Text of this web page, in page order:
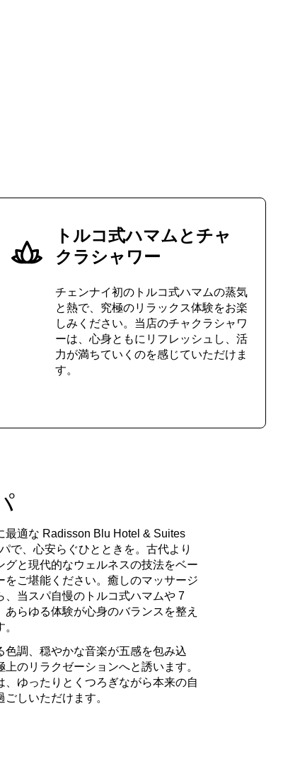
トルコ式ハマムとチャ
クラシャワー
チェンナイ初のトルコ式ハマムの蒸気
と熱で、究極のリラックス体験をお楽
しみください。当店のチャクラシャワ
ーは、心身ともにリフレッシュし、活
力が満ちていくのを感じていただけま
す。
適な Radisson Blu Hotel & Suites
で、心安らぐひとときを。古代より
と現代的なウェルネスの技法をベー
ご堪能ください。癒しのマッサージ
当スパ自慢のトルコ式ハマムや 7
らゆる体験が心身のバランスを整え
調、穏やかな音楽が五感を包み込
のリラクゼーションへと誘います。
ゆったりとくつろぎながら本来の自
しいただけます。